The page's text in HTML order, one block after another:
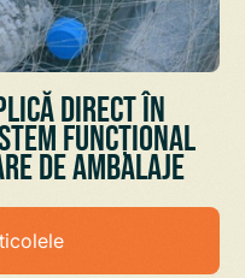
direct în
funcțional
de ambalaje